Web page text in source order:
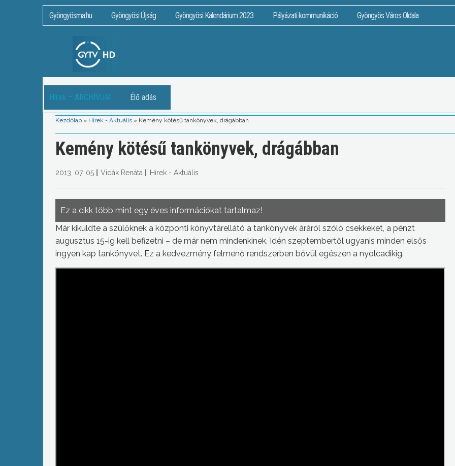
Gyöngyösma.hu Gyöngyösi Újság Gyöngyösi Kalendárium 2023 Pályázati kommunikáció Gyöngyös Város Oldala
Hírek – ARCHÍVUM Élő adás
Kezdőlap » Hírek - Aktuális » Kemény kötésű tankönyvek, drágábban
Kemény kötésű tankönyvek, drágábban
2013. 07. 05. Vidák Renáta Hírek - Aktuális
Ez a cikk több mint egy éves információkat tartalmaz!
Már kiküldte a szülőknek a központi könyvtárellátó a tankönyvek áráról szóló csekkeket, a pénzt
augusztus 15-ig kell befizetni – de már nem mindenkinek. Idén szeptembertől ugyanis minden elsős
ingyen kap tankönyvet. Ez a kedvezmény felmenő rendszerben bővül egészen a nyolcadikig.